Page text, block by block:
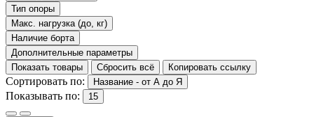
Тип опоры
Макс. нагрузка (до, кг)
Наличие борта
Дополнительные параметры
Показать товары
Сбросить всё Копировать ссылку
Сортировать по: Название - от А до Я
Показывать по: 15